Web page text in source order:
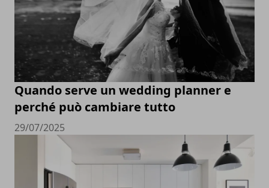
Quando serve un wedding planner e
perché può cambiare tutto
29/07/2025